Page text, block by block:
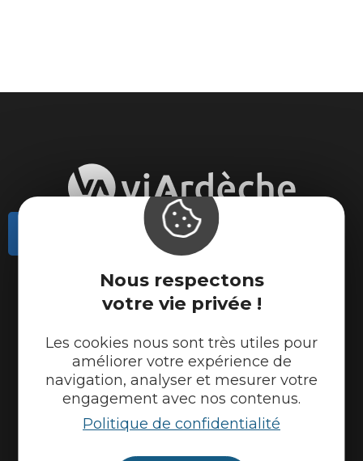
Nous respectons
votre vie privée !
Les cookies nous sont très utiles pour
améliorer votre expérience de
navigation, analyser et mesurer votre
engagement avec nos contenus.
Politique de confidentialité
Contactez-nous
Météo
Espace presse
Espace pro
Partenaires